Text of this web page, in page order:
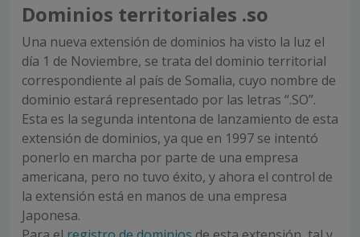
Dominios territoriales .so
Una nueva extensión de dominios ha visto la luz el
día 1 de Noviembre, se trata del dominio territorial
correspondiente al país de Somalia, cuyo nombre de
dominio estará representado por las letras “.SO”.
Esta es la segunda intentona de lanzamiento de esta
extensión de dominios, ya que en 1997 se intentó
ponerlo en marcha por parte de una empresa
americana, pero no tuvo éxito, y ahora el control de
la extensión está en manos de una empresa
Japonesa.